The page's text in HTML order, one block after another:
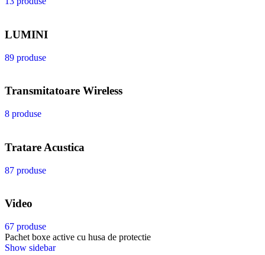
LUMINI
89 produse
Transmitatoare Wireless
8 produse
Tratare Acustica
87 produse
Video
67 produse
Pachet boxe active cu husa de protectie
Show sidebar